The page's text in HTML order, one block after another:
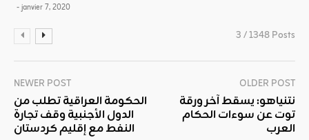
- janvier 7, 2020
3 / 1348 Posts
NEWER POST
الحكومة العراقية تطلب من
الدول الأجنبية وقف تجارة
النفط مع إقليم كردستان
OLDER POST
نتنياهو: يسقط آخر ورقة
توت عن سوءات الحكام
العرب